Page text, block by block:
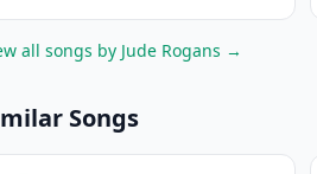
all songs by Jude Rogans →
Songs